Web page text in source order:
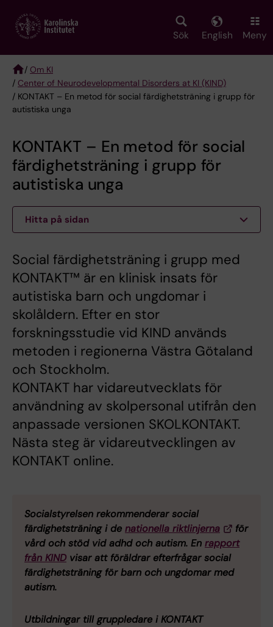
main
Sök English Meny
Breadcrumb
/ Om KI
/ Center of Neurodevelopmental Disorders at KI (KIND)
/ KONTAKT – En metod för social färdighetsträning i grupp för
autistiska unga
KONTAKT – En metod för social
färdighetsträning i grupp för
autistiska unga
Hitta på sidan
Social färdighetsträning i grupp med
KONTAKT™ är en klinisk insats för
autistiska barn och ungdomar i
skolåldern. Efter en stor
forskningsstudie vid KIND används
metoden i regionerna Västra Götaland
och Stockholm.
KONTAKT har vidareutvecklats för
användning av skolpersonal utifrån den
anpassade versionen SKOLKONTAKT.
Nästa steg är vidareutvecklingen av
KONTAKT online.
Socialstyrelsen rekommenderar social
färdighetsträning i de nationella riktlinjerna
för
vård och stöd vid adhd och autism. En rapport
från KIND visar att föräldrar efterfrågar social
färdighetsträning för barn och ungdomar med
autism.
Utbildningar till gruppledare i KONTAKT